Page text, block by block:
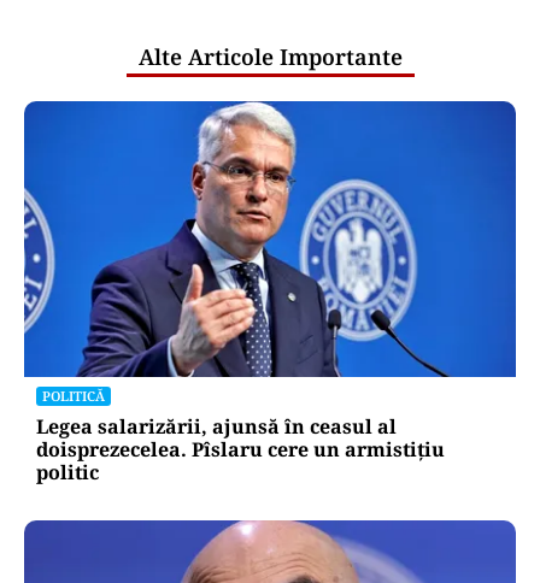
Alte Articole Importante
POLITICĂ
Legea salarizării, ajunsă în ceasul al
doisprezecelea. Pîslaru cere un armistițiu
politic